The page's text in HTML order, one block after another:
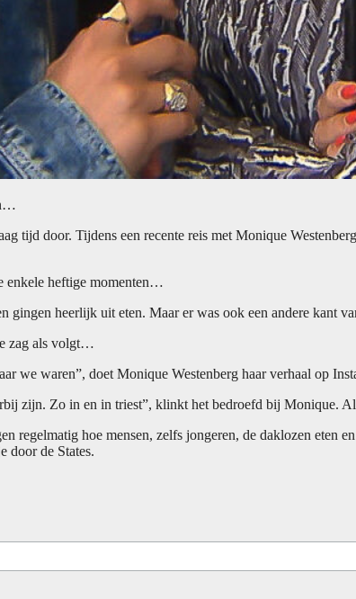
tijd door. Tijdens een recente reis met Monique
enkele heftige momenten…
gingen heerlijk uit eten. Maar er was ook een andere kant
zag als volgt…
we waren”, doet Monique Westenberg haar verhaal op
zijn. Zo in en in triest”, klinkt het bedroefd bij Monique.
regelmatig hoe mensen, zelfs jongeren, de daklozen eten
door de States.